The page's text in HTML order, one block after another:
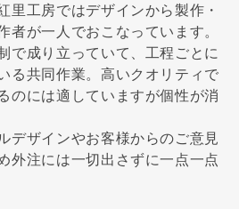
里工房ではデザインから製作・
者が一人でおこなっています。
で成り立っていて、工程ごとに
る共同作業。高いクオリティで
のには適していますが個性が消
デザインやお客様からのご意見
外注には一切出さずに一点一点